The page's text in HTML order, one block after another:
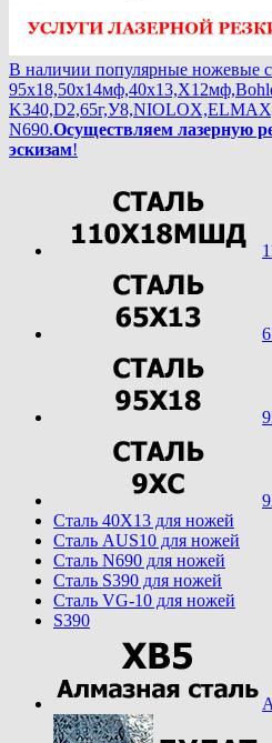
В наличии популярные ножевые
N690.Осуществляем лазерную
эскизам!
Cталь 40Х13 для ножей
Cталь AUS10 для ножей
Cталь N690 для ножей
Cталь S390 для ножей
Cталь VG-10 для ножей
S390